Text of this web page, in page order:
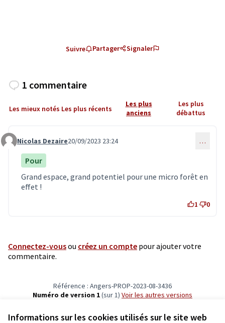
Informations sur les cookies utilisés sur le site web
Suivre Partager Signaler
1 commentaire
Les mieux notés Les plus récents
Les plus
anciens
Les plus
débattus
Commentaire 6716
Nicolas Dezaire20/09/2023 23:24 …
Pour
Grand espace, grand potentiel pour une micro forêt en
effet !
1 0
Connectez-vousou créez un compte pour ajouter votre
commentaire.
Référence : Angers-PROP-2023-08-3436
Numéro de version 1(sur 1)
voir les autres versions